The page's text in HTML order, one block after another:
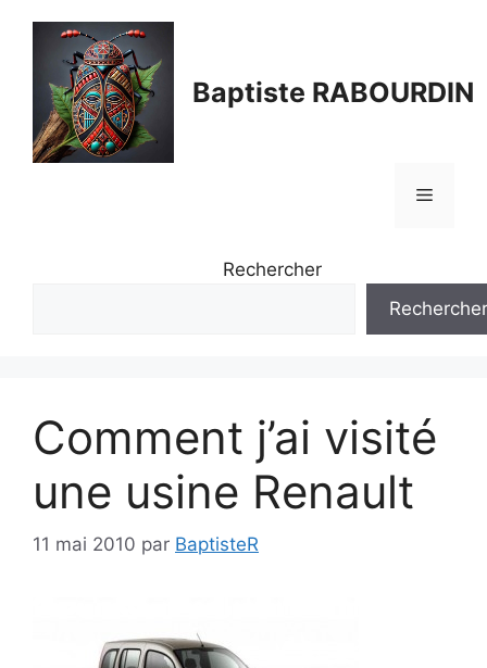
contenu
Baptiste RABOURDIN
Menu
Rechercher
Rechercher
Comment j’ai visité
une usine Renault
11 mai 2010 par BaptisteR